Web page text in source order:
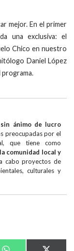
mejor. En el primer
una exclusiva: el
Chico en nuestro
Daniel López
programa.
sin ánimo de lucro
preocupadas por el
que tiene como
comunidad local y
cabo proyectos de
culturales y